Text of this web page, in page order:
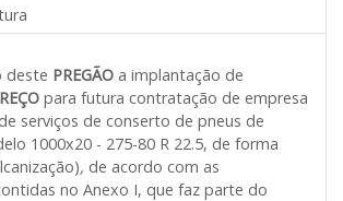
deste PREGÃO a implantação de
para futura contratação de empresa
serviços de conserto de pneus de
1000x20 - 275-80 R 22.5, de forma
, de acordo com as
no Anexo I, que faz parte do